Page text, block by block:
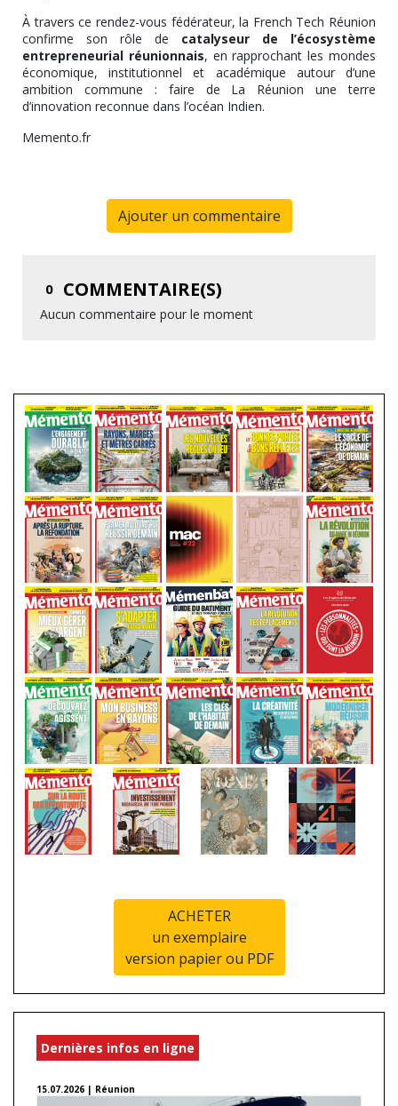
À travers ce rendez-vous fédérateur, la French Tech Réunion
confirme son rôle de catalyseur de l’écosystème
entrepreneurial réunionnais, en rapprochant les mondes
économique, institutionnel et académique autour d’une
ambition commune : faire de La Réunion une terre
d’innovation reconnue dans l’océan Indien.
Memento.fr
Ajouter un commentaire
0 COMMENTAIRE(S)
Aucun commentaire pour le moment
ACHETER
un exemplaire
version papier ou PDF
Dernières infos en ligne
15.07.2026 | Réunion